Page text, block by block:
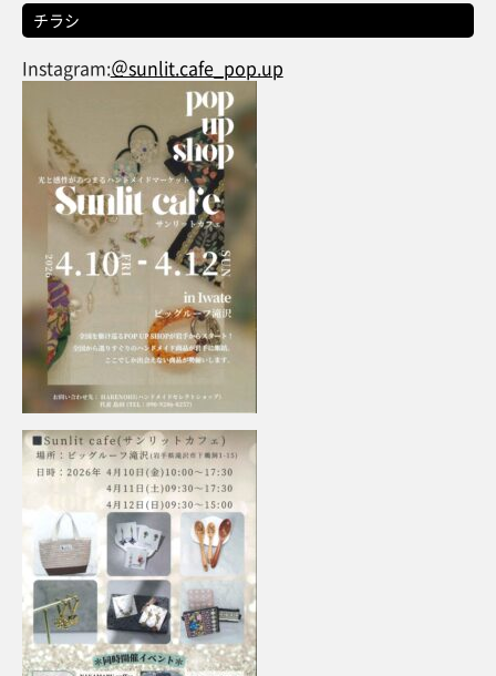
チラシ
Instagram:＠sunlit.cafe_pop.up